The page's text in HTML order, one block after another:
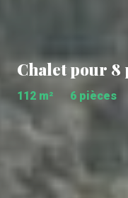
Chalet pour 8
112 m² 6 pièces